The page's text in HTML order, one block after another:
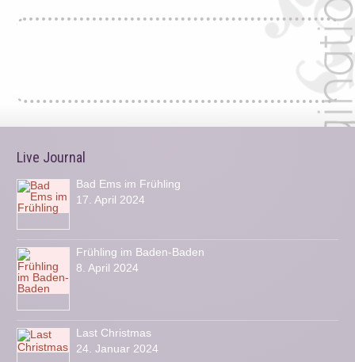
Live Journal
Bad Ems im Frühling
17. April 2024
Frühling im Baden-Baden
8. April 2024
Last Christmas
24. Januar 2024